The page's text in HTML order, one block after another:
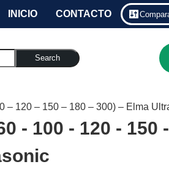
INICIO CONTACTO
Search
– 120 – 150 – 180 – 300) – Elma
- 100 - 120 - 150